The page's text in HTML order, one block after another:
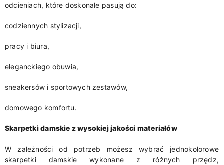
odcieniach, które doskonale pasują do:
codziennych stylizacji,
pracy i biura,
eleganckiego obuwia,
sneakersów i sportowych zestawów,
domowego komfortu.
Skarpetki damskie z wysokiej jakości materiałów
W zależności od potrzeb możesz wybrać jednokolorowe
skarpetki damskie wykonane z różnych przędz,